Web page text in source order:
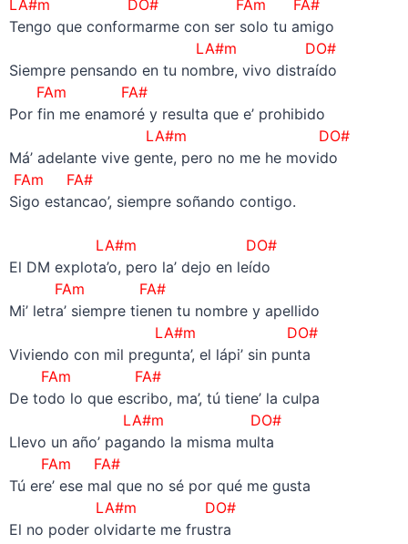
LA#m DO# FAm FA#
Tengo que conformarme con ser solo tu amigo
LA#m DO#
Siempre pensando en tu nombre, vivo distraído
FAm FA#
Por fin me enamoré y resulta que e’ prohibido
LA#m DO#
Má’ adelante vive gente, pero no me he movido
FAm FA#
Sigo estancao’, siempre soñando contigo.
LA#m DO#
El DM explota’o, pero la’ dejo en leído
FAm FA#
Mi’ letra’ siempre tienen tu nombre y apellido
LA#m DO#
Viviendo con mil pregunta’, el lápi’ sin punta
FAm FA#
De todo lo que escribo, ma’, tú tiene’ la culpa
LA#m DO#
Llevo un año’ pagando la misma multa
FAm FA#
Tú ere’ ese mal que no sé por qué me gusta
LA#m DO#
El no poder olvidarte me frustra